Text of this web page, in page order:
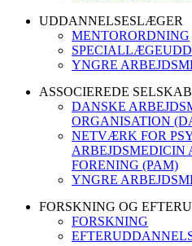
UDDANNELSESLÆGER
MENTORORDNING
YNGRE
ASSOCIEREDE
DANSKE
ORGANISATION
NETVÆRK FOR
ARBEJDSMEDICIN
FORENING (PAM)
YNGRE
FORSKNING OG
FORSKNING